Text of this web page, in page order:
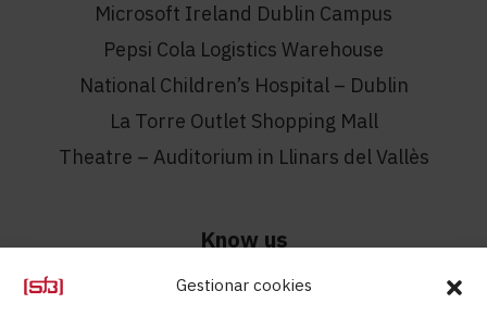
Gestionar cookies
Microsoft Ireland Dublin Campus
Pepsi Cola Logistics Warehouse
National Children’s Hospital – Dublin
La Torre Outlet Shopping Mall
Theatre – Auditorium in Llinars del Vallès
Know us
Know us